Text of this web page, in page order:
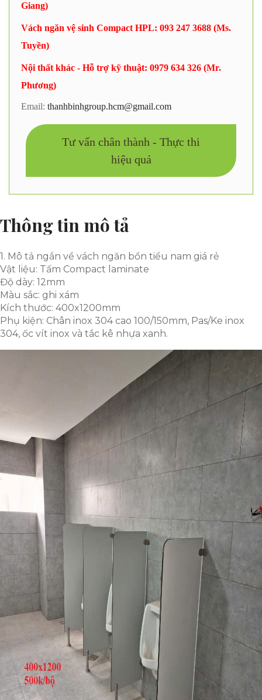
Giang)
Vách ngăn vệ sinh Compact HPL: 093 247 3688 (Ms.
Tuyền)
Nội thất khác - Hỗ trợ kỹ thuật: 0979 634 326 (Mr.
Phương)
Email: thanhbinhgroup.hcm@gmail.com
Tư vấn chân thành - Thực thi
hiệu quả
Thông tin mô tả
1. Mô tả ngắn về vách ngăn bồn tiểu nam giá rẻ
Vật liệu: Tấm Compact laminate
Độ dày: 12mm
Màu sắc: ghi xám
Kích thước: 400x1200mm
Phụ kiện: Chân inox 304 cao 100/150mm, Pas/Ke inox
304, ốc vít inox và tắc kê nhựa xanh.